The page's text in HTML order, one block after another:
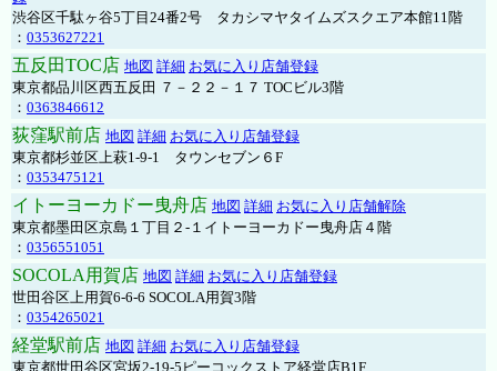
渋谷区千駄ヶ谷5丁目24番2号 タカシマヤタイムズスクエア本館11階
： 0353627221
五反田TOC店 地図 詳細 お気に入り店舗登録
東京都品川区西五反田 ７－２２－１７ TOCビル3階
： 0363846612
荻窪駅前店 地図 詳細 お気に入り店舗登録
東京都杉並区上萩1-9-1 タウンセブン６F
： 0353475121
イトーヨーカドー曳舟店 地図 詳細 お気に入り店舗解除
東京都墨田区京島１丁目２-１イトーヨーカドー曳舟店４階
： 0356551051
SOCOLA用賀店 地図 詳細 お気に入り店舗登録
世田谷区上用賀6-6-6 SOCOLA用賀3階
： 0354265021
経堂駅前店 地図 詳細 お気に入り店舗登録
東京都世田谷区宮坂2-19-5ピーコックストア経堂店B1F